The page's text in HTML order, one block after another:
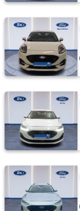
TESLA
TOGG
TOYOTA
TRAKTÖR
VOLVO